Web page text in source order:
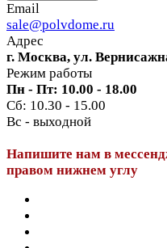
Email
sale@polvdome.ru
Адрес
г. Москва, ул.
Режим работы
Пн - Пт: 10.00 - 18.00
Сб: 10.30 - 15.00
Вс - выходной
Напишите нам в
правом нижнем углу